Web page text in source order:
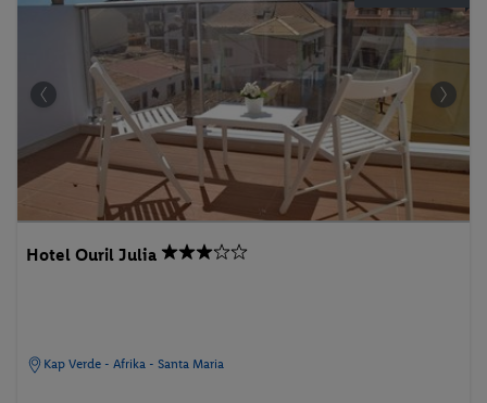
Hotel Ouril Julia
Kap Verde - Afrika - Santa Maria